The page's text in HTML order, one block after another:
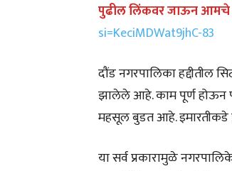
पुढील लिंकवर जाऊन आमचे
si=KeciMDWat9jhC-83
दौंड नगरपालिका हद्दीतील
झालेले आहे. काम पूर्ण होऊन
महसूल बुडत आहे. इमारतीकडे
या सर्व प्रकारामुळे